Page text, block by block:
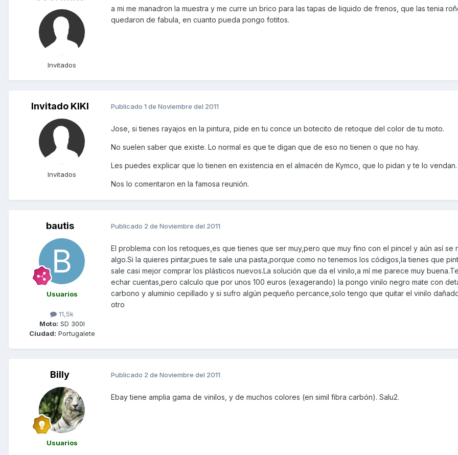
Invitados
a mi me manadron la muestra y me curre un brico para las tapas de liquido de frenos, que las tenia
quedaron de fabula, en cuanto pueda pongo fotitos.
Invitado KIKI
Invitados
Publicado 1 de Noviembre del 2011
Jose, si tienes rayajos en la pintura, pide en tu conce un botecito de retoque del color de tu moto.
No suelen saber que existe. Lo normal es que te digan que de eso no tienen o que no hay.
Les puedes explicar que lo tienen en existencia en el almacén de Kymco, que lo pidan y te lo vendan.
Nos lo comentaron en la famosa reunión.
bautis
Usuarios
11,5k
Moto: SD 300I
Ciudad: Portugalete
Publicado 2 de Noviembre del 2011
El problema con los retoques,es que tienes que ser muy,pero que muy fino con el pincel y aún así se
algo.Si la quieres pintar,pues te sale una pasta,porque como no tenemos los códigos,la tienes que
sale casi mejor comprar los plásticos nuevos.La solución que da el vinilo,a mí me parece muy
echar cuentas,pero calculo que por unos 100 euros (exagerando) la pongo vinilo negro mate con
carbono y aluminio cepillado y si sufro algún pequeño percance,solo tengo que quitar el vinilo
otro
Billy
Usuarios
Publicado 2 de Noviembre del 2011
Ebay tiene amplia gama de vinilos, y de muchos colores (en simil fibra carbón). Salu2.